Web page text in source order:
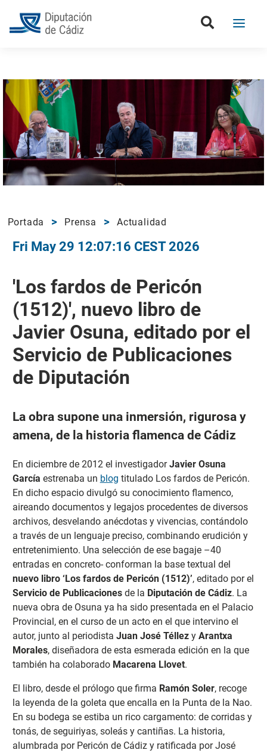
Portada Prensa Actualidad
Fri May 29 12:07:16 CEST 2026
'Los fardos de Pericón
(1512)', nuevo libro de
Javier Osuna, editado por el
Servicio de Publicaciones
de Diputación
La obra supone una inmersión, rigurosa y
amena, de la historia flamenca de Cádiz
En diciembre de 2012 el investigadorJavier Osuna
García estrenaba un blog titulado Los fardos de Pericón.
En dicho espacio divulgó su conocimiento flamenco,
aireando documentos y legajos procedentes de diversos
archivos, desvelando anécdotas y vivencias, contándolo
a través de un lenguaje preciso, combinando erudición y
entretenimiento. Una selección de ese bagaje –40
entradas en concreto- conforman la base textual del
nuevo libro ‘Los fardos de Pericón (1512)’, editado por el
Servicio de Publicaciones de la Diputación de Cádiz. La
nueva obra de Osuna ya ha sido presentada en el Palacio
Provincial, en el curso de un acto en el que intervino el
autor, junto al periodista Juan José Téllezy Arantxa
Morales, diseñadora de esta esmerada edición en la que
también ha colaborado Macarena Llovet.
El libro, desde el prólogo que firma Ramón Soler, recoge
la leyenda de la goleta que encalla en la Punta de la Nao.
En su bodega se estiba un rico cargamento: de corridas y
tonás, de seguiriyas, soleás y cantiñas. La historia,
alumbrada por Pericón de Cádiz y ratificada por José